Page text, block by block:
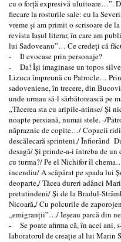
cu o forţă expresivă uluitoare…”.
fiecare la rosturile sale: eu la
vreme şi am primit o scrisoare de
revista Iaşul literar, în care am
lui Sadoveanu”… Ce credeţi că
- Îl evocase prin personaje?
- Da! Îşi imaginase un topos
Lizuca împreună cu Patrocle…
sadoveniene, în trecere, din
unde urmau să-l sărbătorească pe
,,Tăcerea sta cu aripile-ntinse/ Şi
noapte persiană, numai stele. -/
năpraznic de copite…/ Copacii
descălecară sprinteni,/ Înfiorând
desagă/ Şi prinde-a-i întreba de
cu turma?/ Pe el Nichifor îl
incendiu/ A scăpărat pe spada lui
deoparte,/ Tăcea dureri adânci
pretutindeni/ Şi de la Bradul-
Nicoară,/ Cu polcurile de
,,emigranţii”…/ Ieşeau parcă din
- Se poate afirma că, în acei ani,
laboratorul de creaţie al lui Marin